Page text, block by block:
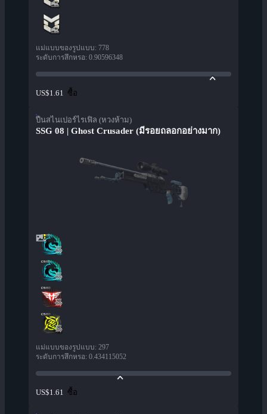
แม่แบบของรูปแบบ: 778
ระดับการสึกหรอ: 0.90596348
US$1.61 ซื้อ
ปืนสไนเปอร์ไรเฟิล (หวงห้าม)
SSG 08 | Ghost Crusader (มีรอยถลอกอย่างมาก)
แม่แบบของรูปแบบ: 297
ระดับการสึกหรอ: 0.434115052
US$1.61 ซื้อ